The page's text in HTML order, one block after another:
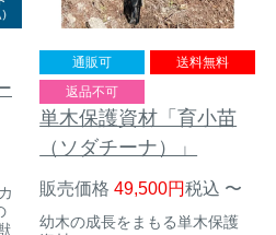
通販可
送料無料
返品不可
単木保護資材「育小苗
（ソダチーナ）」
販売価格 49,500 税込 〜
幼木の成長をまもる単木保護